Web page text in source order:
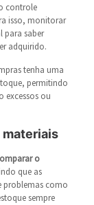
controle
isso, monitorar
para saber
adquirido.
tenha uma
permitindo
excessos ou
materiais
o
que as
problemas como
sempre